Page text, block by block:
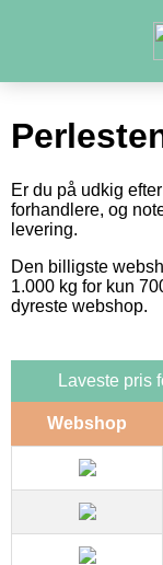
Er du på udkig
forhandlere, og
levering.
Den billigste
1.000 kg for kun
dyreste webshop.
Laveste pris
Webshop